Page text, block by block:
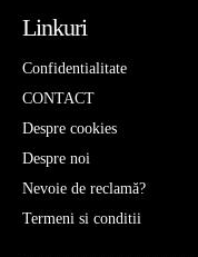
Linkuri
Confidentialitate
CONTACT
Despre cookies
Despre noi
Nevoie de reclamă?
Termeni si conditii